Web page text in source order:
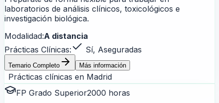
laboratorios de análisis clínicos, toxicológicos e
investigación biológica.
Modalidad:A distancia
Prácticas Clínicas:
Sí, Aseguradas
Temario Completo Más información
Prácticas clínicas en Madrid
FP Grado Superior2000 horas